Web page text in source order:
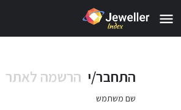
התחבר/י הרשמה לאתר
שם משתמש